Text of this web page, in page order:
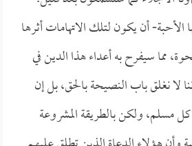
أن يكون لتلك الاتهامات أثرها
مما سيفرح به أعداء هذا الدين في
لا نغلق باب النصيحة بالحق، بل إن
مسلم، ولكن بالطريقة المشروعة